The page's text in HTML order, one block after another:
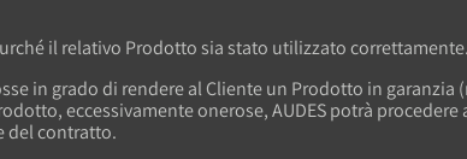
il relativo Prodotto sia stato utilizzato correttamente.
in grado di rendere al Cliente un Prodotto in
eccessivamente onerose, AUDES potrà
del contratto.